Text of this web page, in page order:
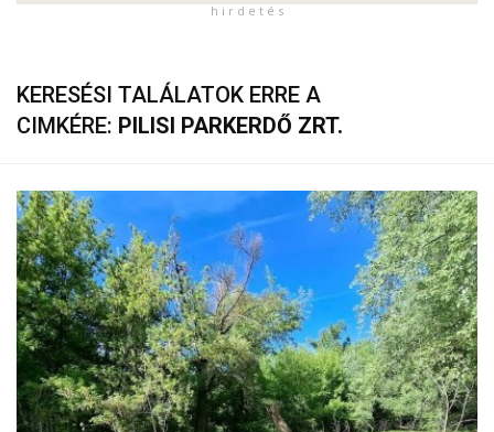
h i r d e t é s
KERESÉSI TALÁLATOK ERRE A
CIMKÉRE: PILISI PARKERDŐ ZRT.